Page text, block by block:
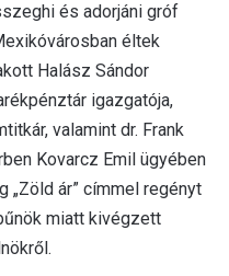
és adorjáni gróf
éltek
Halász Sándor
igazgatója,
valamint dr. Frank
Kovarcz Emil ügyében
„Zöld ár” címmel regényt
miatt kivégzett